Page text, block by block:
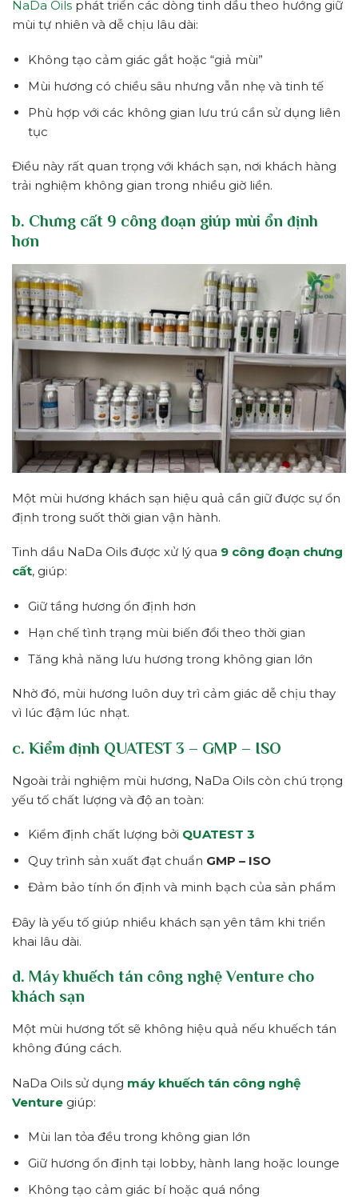
NaDa Oils phát triển các dòng tinh dầu theo hướng giữ
mùi tự nhiên và dễ chịu lâu dài:
Không tạo cảm giác gắt hoặc “giả mùi”
Mùi hương có chiều sâu nhưng vẫn nhẹ và tinh tế
Phù hợp với các không gian lưu trú cần sử dụng liên
tục
Điều này rất quan trọng với khách sạn, nơi khách hàng
trải nghiệm không gian trong nhiều giờ liền.
b. Chưng cất 9 công đoạn giúp mùi ổn định
hơn
Một mùi hương khách sạn hiệu quả cần giữ được sự ổn
định trong suốt thời gian vận hành.
Tinh dầu NaDa Oils được xử lý qua 9 công đoạn chưng
cất, giúp:
Giữ tầng hương ổn định hơn
Hạn chế tình trạng mùi biến đổi theo thời gian
Tăng khả năng lưu hương trong không gian lớn
Nhờ đó, mùi hương luôn duy trì cảm giác dễ chịu thay
vì lúc đậm lúc nhạt.
c. Kiểm định QUATEST 3 – GMP – ISO
Ngoài trải nghiệm mùi hương, NaDa Oils còn chú trọng
yếu tố chất lượng và độ an toàn:
Kiểm định chất lượng bởi QUATEST 3
Quy trình sản xuất đạt chuẩn GMP – ISO
Đảm bảo tính ổn định và minh bạch của sản phẩm
Đây là yếu tố giúp nhiều khách sạn yên tâm khi triển
khai lâu dài.
d. Máy khuếch tán công nghệ Venture cho
khách sạn
Một mùi hương tốt sẽ không hiệu quả nếu khuếch tán
không đúng cách.
NaDa Oils sử dụng máy khuếch tán công nghệ
Venture giúp:
Mùi lan tỏa đều trong không gian lớn
Giữ hương ổn định tại lobby, hành lang hoặc lounge
Không tạo cảm giác bí hoặc quá nồng